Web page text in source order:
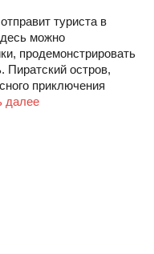
туриста в
можно
продемонстрировать
Пиратский остров,
приключения
далее